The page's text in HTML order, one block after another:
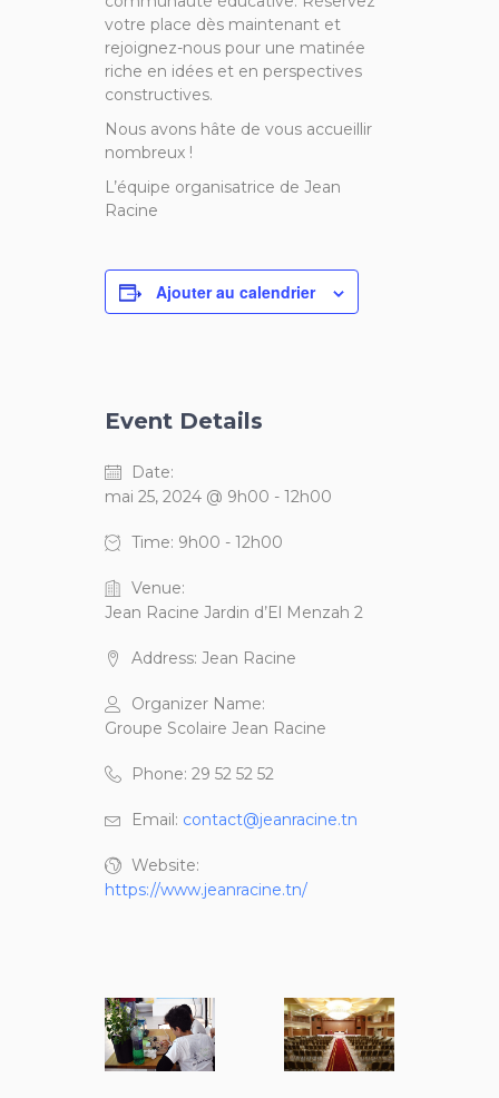
votre place dès maintenant et
rejoignez-nous pour une matinée
riche en idées et en perspectives
constructives.
Nous avons hâte de vous accueillir
nombreux !
L’équipe organisatrice de Jean
Racine
Ajouter au calendrier
Event Details
Date:
mai 25, 2024 @ 9h00 - 12h00
Time: 9h00 - 12h00
Venue:
Jean Racine Jardin d’El Menzah 2
Address: Jean Racine
Organizer Name:
Groupe Scolaire Jean Racine
Phone: 29 52 52 52
Email: contact@jeanracine.tn
Website:
https://www.jeanracine.tn/